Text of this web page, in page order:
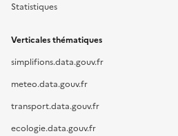
Statistiques
Verticales thématiques
simplifions.data.gouv.fr
meteo.data.gouv.fr
transport.data.gouv.fr
ecologie.data.gouv.fr